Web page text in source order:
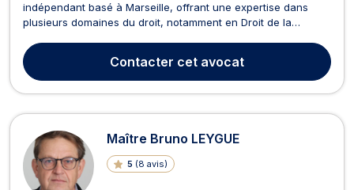
indépendant basé à Marseille, offrant une expertise dans
plusieurs domaines du droit, notamment en Droit de la
Sociale, Maître BEAUMOND vous accompagne notamment
dans diverses démarches, telles que : Contestation d’une
notificatio...
Contacter cet avocat
Maître Bruno LEYGUE
5 (8 avis)